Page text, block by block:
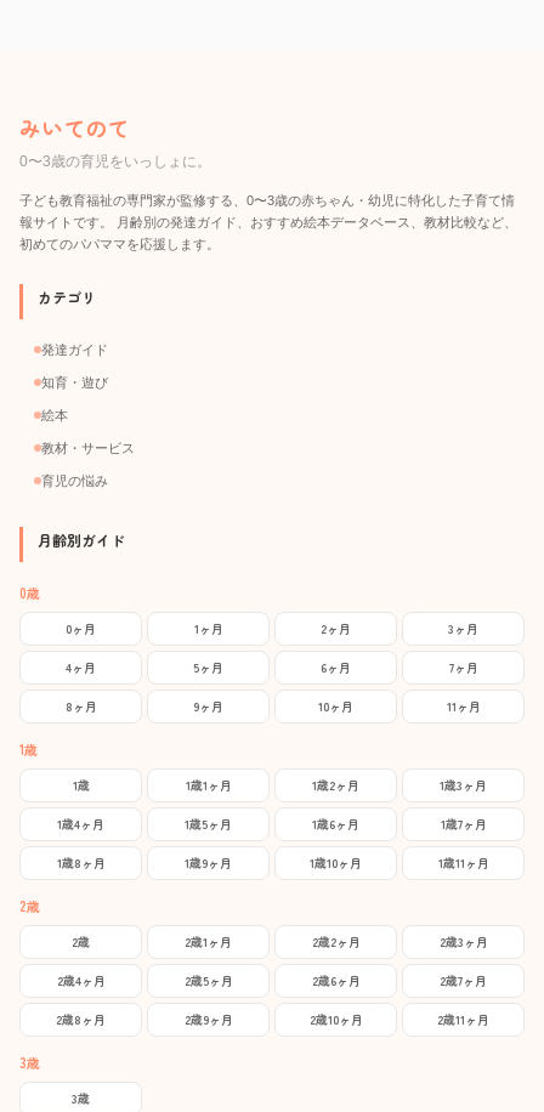
みいてのて
0〜3歳の育児をいっしょに。
子ども教育福祉の専門家が監修する、0〜3歳の赤ちゃん・幼児に特化した子育て情
報サイトです。 月齢別の発達ガイド、おすすめ絵本データベース、教材比較など、
初めてのパパママを応援します。
カテゴリ
発達ガイド
知育・遊び
絵本
教材・サービス
育児の悩み
月齢別ガイド
0歳
0ヶ月 1ヶ月 2ヶ月 3ヶ月
4ヶ月 5ヶ月 6ヶ月 7ヶ月
8ヶ月 9ヶ月 10ヶ月 11ヶ月
1歳
1歳 1歳1ヶ月 1歳2ヶ月 1歳3ヶ月
1歳4ヶ月 1歳5ヶ月 1歳6ヶ月 1歳7ヶ月
1歳8ヶ月 1歳9ヶ月 1歳10ヶ月 1歳11ヶ月
2歳
2歳 2歳1ヶ月 2歳2ヶ月 2歳3ヶ月
2歳4ヶ月 2歳5ヶ月 2歳6ヶ月 2歳7ヶ月
2歳8ヶ月 2歳9ヶ月 2歳10ヶ月 2歳11ヶ月
3歳
3歳